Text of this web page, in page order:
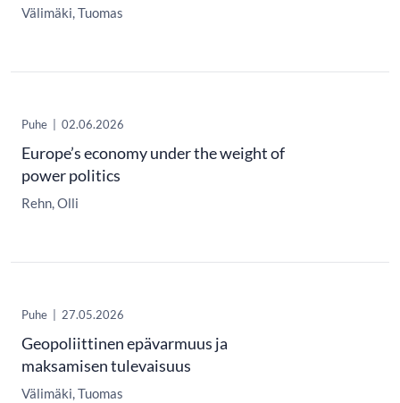
Välimäki, Tuomas
Puhe 02.06.2026
Europe’s economy under the weight of
power politics
Rehn, Olli
Puhe 27.05.2026
Geopoliittinen epävarmuus ja
maksamisen tulevaisuus
Välimäki, Tuomas